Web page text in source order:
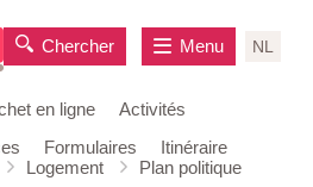
en ligne
Activités
Formulaires Itinéraire
Chercher NL
Menu
Logement
Plan politique